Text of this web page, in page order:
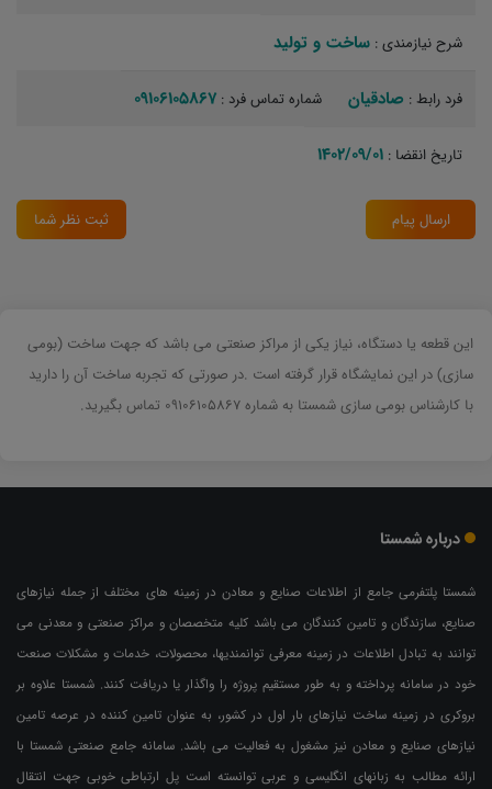
شرح نیازمندی : ساخت و تولید‏
فرد رابط : صادقیان شماره تماس فرد : 09106105867
تاریخ انقضا : 1402/09/01
ارسال پیام ثبت نظر شما
این قطعه یا دستگاه، نیاز یکی از مراکز صنعتی می باشد که جهت ساخت (بومی
سازی) در این نمایشگاه قرار گرفته است .در صورتی که تجربه ساخت آن را دارید
با کارشناس بومی سازی شمستا به شماره 09106105867 تماس بگیرید.
درباره شمستا
شمستا پلتفرمی جامع از اطلاعات صنایع و معادن در زمینه های مختلف از جمله نیازهای
صنایع، سازندگان و تامین کنندگان می باشد کلیه متخصصان و مراکز صنعتی و معدنی می
توانند به تبادل اطلاعات در زمینه معرفی توانمندیها، محصولات، خدمات و مشکلات صنعت
خود در سامانه پرداخته و به طور مستقیم پروژه را واگذار یا دریافت کنند. شمستا علاوه بر
بروکری در زمینه ساخت نیازهای بار اول در کشور، به عنوان تامین کننده در عرصه تامین
نیازهای صنایع و معادن نیز مشغول به فعالیت می باشد. سامانه جامع صنعتی شمستا با
ارائه مطالب به زبانهای انگلیسی و عربی توانسته است پل ارتباطی خوبی جهت انتقال